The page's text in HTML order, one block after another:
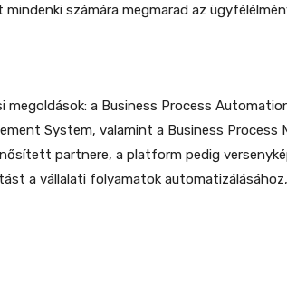
számára megmarad az
a Business Process
System, valamint a Business Process
partnere, a platform pedig
a vállalati folyamatok